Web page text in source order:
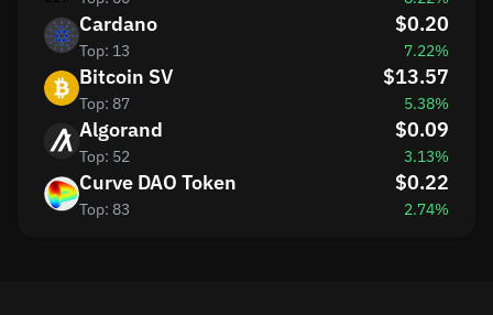
Cardano
Top: 13
$0.20
7.22%
Bitcoin SV
Top: 87
$13.57
5.38%
Algorand
Top: 52
$0.09
3.13%
Curve DAO Token
Top: 83
$0.22
2.74%